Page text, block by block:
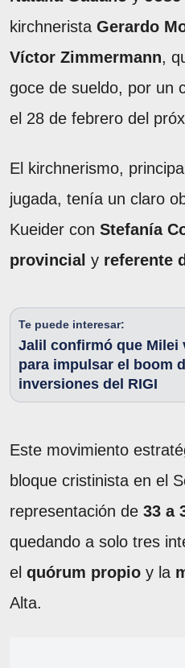
kirchnerista Gerardo
Víctor Zimmermann,
goce de sueldo, por un
el 28 de febrero del
El kirchnerismo,
jugada, tenía un claro
Kueider con Stefanía
provincial y referente
Te puede interesar:
Jalil confirmó que Milei
para impulsar el boom
inversiones del RIGI
Este movimiento
bloque cristinista en el
representación de 33 a
quedando a solo tres
el quórum propio y la
Alta.